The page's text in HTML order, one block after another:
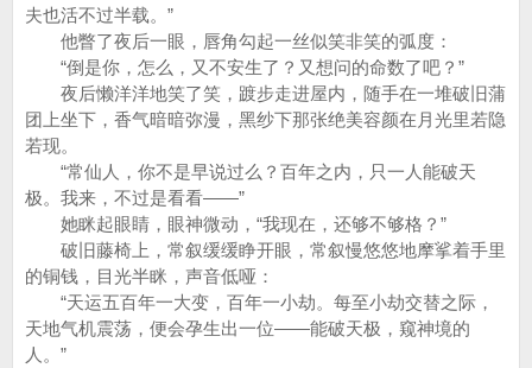
夫也活不过半载。”
他瞥了夜后一眼，唇角勾起一丝似笑非笑的弧度：
“倒是你，怎么，又不安生了？又想问的命数了吧？”
夜后懒洋洋地笑了笑，踱步走进屋内，随手在一堆破旧蒲
团上坐下，香气暗暗弥漫，黑纱下那张绝美容颜在月光里若隐
若现。
“常仙人，你不是早说过么？百年之内，只一人能破天
极。我来，不过是看看——”
她眯起眼睛，眼神微动，“我现在，还够不够格？”
破旧藤椅上，常叙缓缓睁开眼，常叙慢悠悠地摩挲着手里
的铜钱，目光半眯，声音低哑：
“天运五百年一大变，百年一小劫。每至小劫交替之际，
天地气机震荡，便会孕生出一位——能破天极，窥神境的
人。”